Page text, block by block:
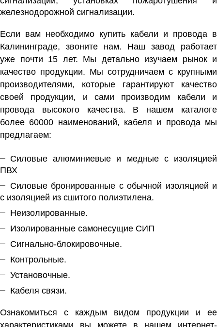
железнодорожной сигнализации.
Если вам необходимо купить кабели и провода в
Калининграде, звоните нам. Наш завод работает
уже почти 15 лет. Мы детально изучаем рынок и
качество продукции. Мы сотрудничаем с крупными
производителями, которые гарантируют качество
своей продукции, и сами производим кабели и
провода высокого качества. В нашем каталоге
более 60000 наименований, кабеля и провода мы
предлагаем:
Силовые алюминиевые и медные с изоляцией
ПВХ
Силовые бронированные с обычной изоляцией и
с изоляцией из сшитого полиэтилена.
Неизолированные.
Изолированные самонесущие СИП
Сигнально-блокировочные.
Контрольные.
Установочные.
Кабеля связи.
Ознакомиться с каждым видом продукции и ее